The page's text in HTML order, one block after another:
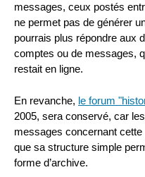
messages, ceux postés
ne permet pas de générer
pourrais plus répondre aux
comptes ou de messages,
restait en ligne.
En revanche, le forum
2005, sera conservé, car
messages concernant
que sa structure simple
forme d’archive.